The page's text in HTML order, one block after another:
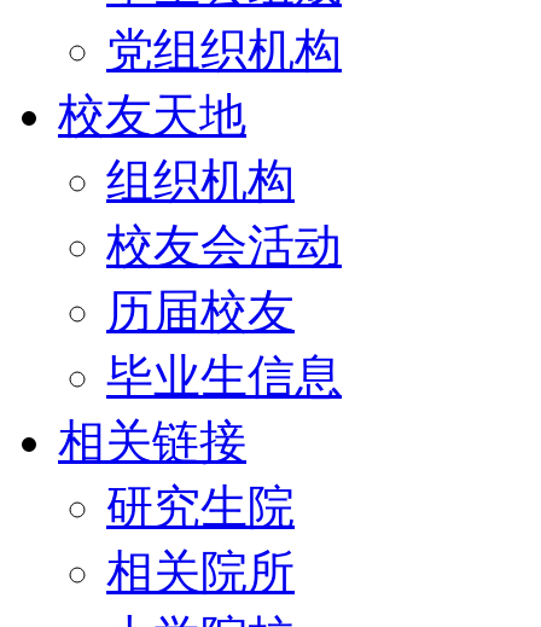
党组织机构
校友天地
组织机构
校友会活动
历届校友
毕业生信息
相关链接
研究生院
相关院所